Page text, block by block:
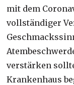
mit dem
vollständiger
verstärken
Krankenhaus